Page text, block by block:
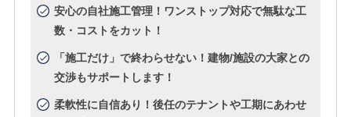
安心の自社施工管理！ワンストップ対応で無駄な工
数・コストをカット！
「施工だけ」で終わらせない！建物/施設の大家との
交渉もサポートします！
柔軟性に自信あり！後任のテナントや工期にあわせ